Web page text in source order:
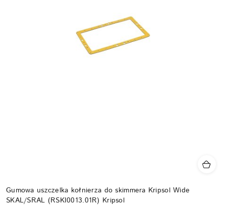
Gumowa uszczelka kołnierza do skimmera Kripsol Wide
SKAL/SRAL (RSKI0013.01R) Kripsol